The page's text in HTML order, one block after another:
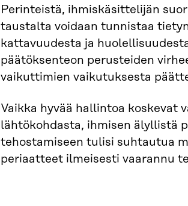
Perinteistä, ihmiskäsittelijän
taustalta voidaan tunnistaa
kattavuudesta ja
päätöksenteon perusteiden
vaikuttimien vaikutuksesta
Vaikka hyvää hallintoa
lähtökohdasta, ihmisen älyllistä
tehostamiseen tulisi suhtautua
periaatteet ilmeisesti vaarannu